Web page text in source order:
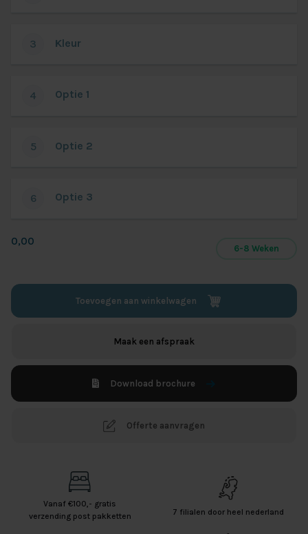
3 Kleur
4 Optie 1
5 Optie 2
6 Optie 3
0,00
6-8 Weken
Toevoegen aan winkelwagen
Maak een afspraak
Download brochure
Offerte aanvragen
Vanaf €100,- gratis
verzending post pakketten
7 filialen door heel nederland